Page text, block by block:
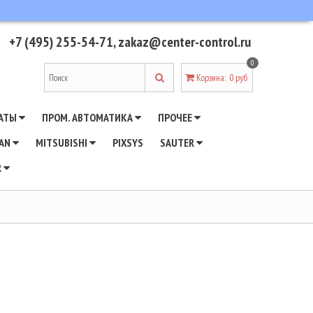
+7 (495) 255-54-71,zakaz@center-control.ru
Корзина:
0
0 руб
ПРОМ. АВТОМАТИКА
ПРОЧЕЕ
MITSUBISHI PIXSYS
SAUTER